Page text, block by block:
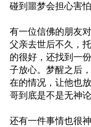
碰到噩梦会担心害怕
有一位信佛的朋友
父亲去世后不久，
的很好，还找到一
子放心。梦醒之后
在的情况，让他也
哥到底是不是无神论
还有一件事情也很